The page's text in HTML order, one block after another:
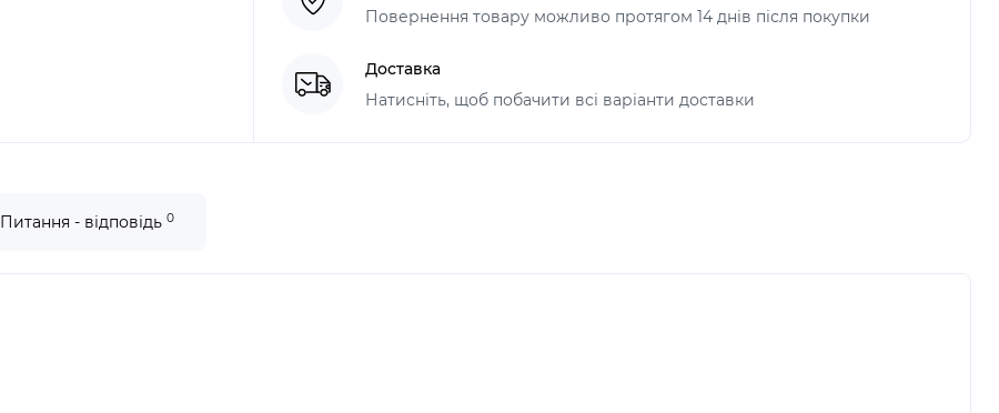
Повернення товару можливо протягом 14 днів після покупки
Доставка
Натисніть, щоб побачити всі варіанти доставки
Питання - відповідь 0